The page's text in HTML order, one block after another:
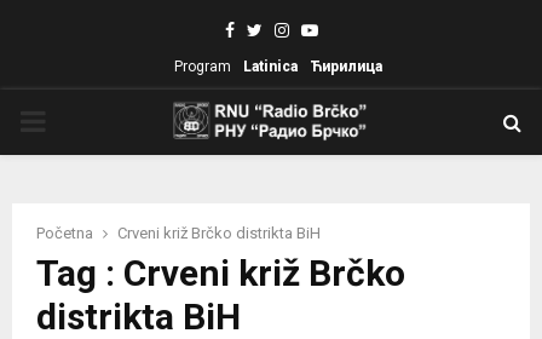
Facebook
TwitterInstagram
Youtube
Program Latinica Ћирилица
Početna Crveni križ Brčko distrikta BiH
Tag : Crveni križ Brčko
distrikta BiH